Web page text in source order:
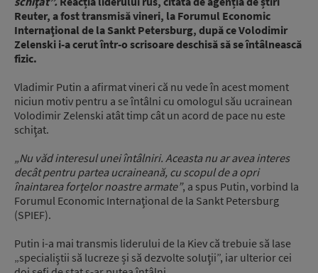
Reuter, a fost transmisă vineri, la Forumul Economic
Internaţional de la Sankt Petersburg, după ce Volodimir
Zelenski i-a cerut într-o scrisoare deschisă să se întâlnească
fizic.
Vladimir Putin a afirmat vineri că nu vede în acest moment
niciun motiv pentru a se întâlni cu omologul său ucrainean
Volodimir Zelenski atât timp cât un acord de pace nu este
schiţat.
„Nu văd interesul unei întâlniri. Aceasta nu ar avea interes
decât pentru partea ucraineană, cu scopul de a opri
înaintarea forţelor noastre armate”, a spus Putin, vorbind la
Forumul Economic Internaţional de la Sankt Petersburg
(SPIEF).
Putin i-a mai transmis liderului de la Kiev că trebuie să lase
„specialiştii să lucreze și să dezvolte soluţii”, iar ulterior cei